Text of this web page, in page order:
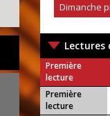
Dimanche
Lectures
Première
lecture
Première
lecture